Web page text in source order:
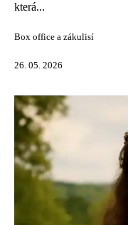
která...
Box office a zákulisí
26. 05. 2026